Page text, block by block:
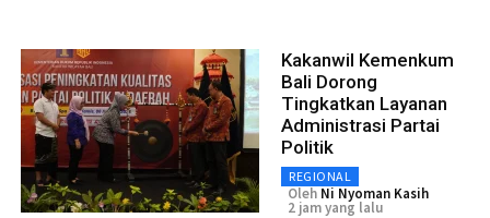
Kakanwil Kemenkum
Bali Dorong
Tingkatkan Layanan
Administrasi Partai
Politik
REGIONAL
Oleh Ni Nyoman Kasih
2 jam yang lalu